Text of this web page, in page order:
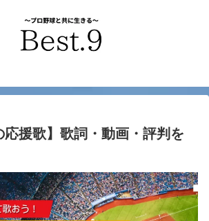
応援歌】歌詞・動画・評判を